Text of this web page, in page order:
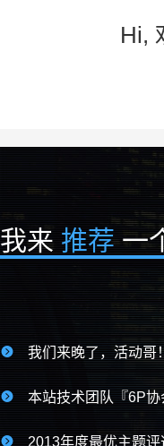
Hi,
我来 推荐 一
 我们来晚了，活动哥
 本站技术团队『6P
 2013年度最优主题